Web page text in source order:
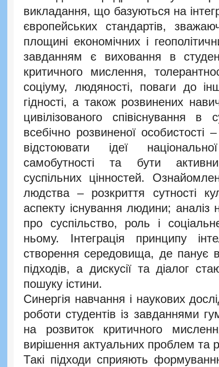
викладання, що базуються на
європейських стандартів,
площині економічних і
завданням є виховання в
критичного мислення,
соціуму, людяності, поваги до
гідності, а також розвинених
цивілізованого співіснування
всебічно розвиненої особистості
відстоювати ідеї
самобутності та бути
суспільних цінностей.
людства – розкриття сутності
аспекту існування людини; аналіз
про суспільство, роль і
ньому. Інтеграція принципу
створення середовища, де панує
підходів, а дискусії та діалог
пошуку істини.
Синергія навчання і наукових
роботи студентів із завданнями
на розвиток критичного
вирішення актуальних проблем та
Такі підходи сприяють